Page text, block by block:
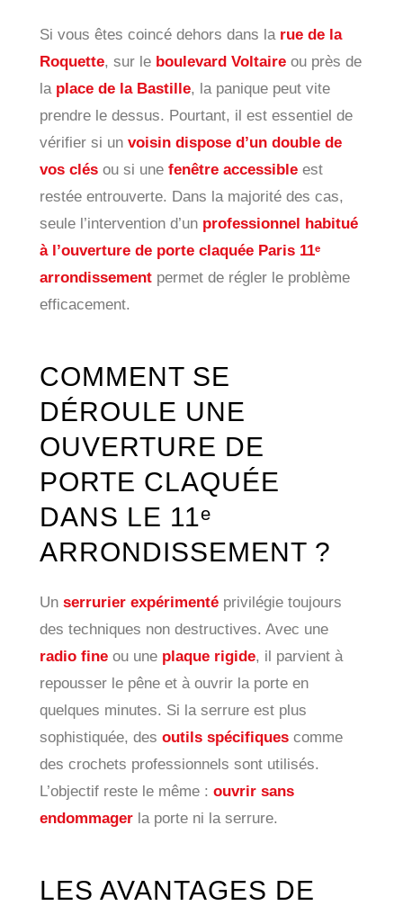
Si vous êtes coincé dehors dans la rue de la
Roquette, sur le boulevard Voltaireou près de
la place de la Bastille, la panique peut vite
prendre le dessus. Pourtant, il est essentiel de
vérifier si un voisin dispose d’un double de
vos clésou si une fenêtre accessibleest
restée entrouverte. Dans la majorité des cas,
seule l’intervention d’un professionnel habitué
à l’ouverture de porte claquée Paris 11ᵉ
arrondissementpermet de régler le problème
efficacement.
COMMENT SE
DÉROULE UNE
OUVERTURE DE
PORTE CLAQUÉE
DANS LE 11ᵉ
ARRONDISSEMENT ?
Un serrurier expérimentéprivilégie toujours
des techniques non destructives. Avec une
radio fineou une plaque rigide, il parvient à
repousser le pêne et à ouvrir la porte en
quelques minutes. Si la serrure est plus
sophistiquée, des outils spécifiquescomme
des crochets professionnels sont utilisés.
L’objectif reste le même : ouvrir sans
endommagerla porte ni la serrure.
LES AVANTAGES DE